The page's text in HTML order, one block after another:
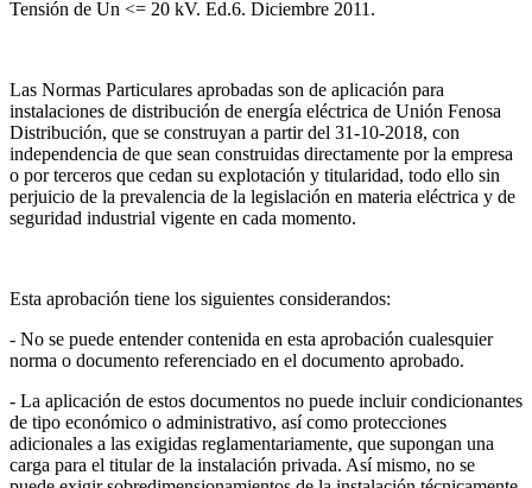
Tensión de Un <= 20 kV. Ed.6. Diciembre 2011.
Las Normas Particulares aprobadas son de aplicación para
instalaciones de distribución de energía eléctrica de Unión Fenosa
Distribución, que se construyan a partir del 31-10-2018, con
independencia de que sean construidas directamente por la empresa
o por terceros que cedan su explotación y titularidad, todo ello sin
perjuicio de la prevalencia de la legislación en materia eléctrica y de
seguridad industrial vigente en cada momento.
Esta aprobación tiene los siguientes considerandos:
- No se puede entender contenida en esta aprobación cualesquier
norma o documento referenciado en el documento aprobado.
- La aplicación de estos documentos no puede incluir condicionantes
de tipo económico o administrativo, así como protecciones
adicionales a las exigidas reglamentariamente, que supongan una
carga para el titular de la instalación privada. Así mismo, no se